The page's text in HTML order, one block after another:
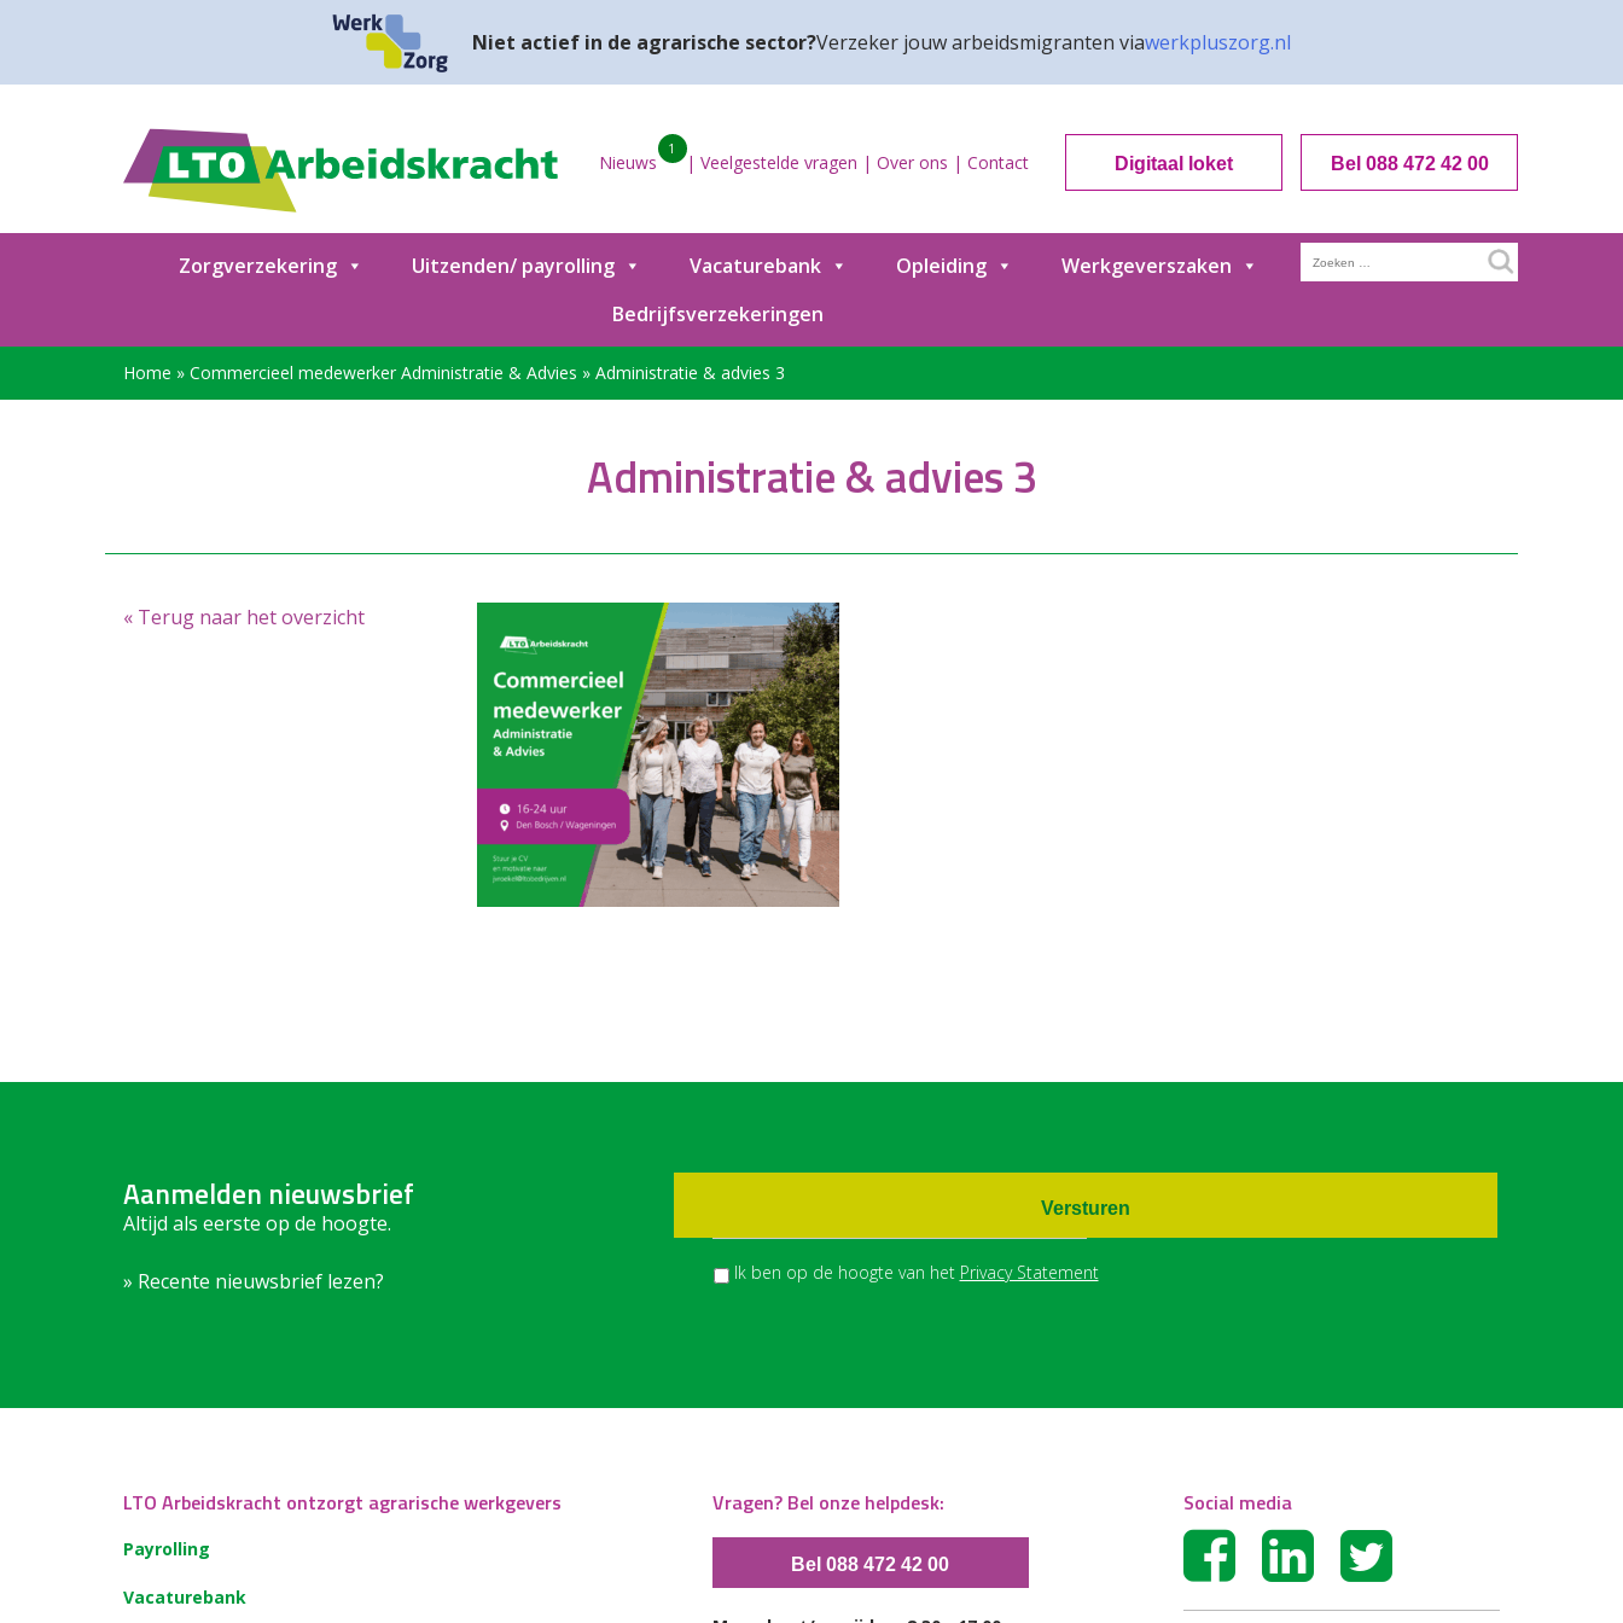
Niet actief in de agrarische sector?Verzeker jouw arbeidsmigranten viawerkpluszorg.nl
Nieuws
1
| Veelgestelde vragen | Over ons | Contact Digitaal loket Bel 088 472 42 00
Zorgverzekering Uitzenden/ payrolling Vacaturebank Opleiding
Werkgeverszaken
Bedrijfsverzekeringen
Zoeken
naar:
Home » Commercieel medewerker Administratie & Advies » Administratie & advies 3
Administratie & advies 3
« Terug naar het overzicht
Aanmelden nieuwsbrief
Altijd als eerste op de hoogte.
» Recente nieuwsbrief lezen? Ik ben op de hoogte van het Privacy Statement
Versturen
LTO Arbeidskracht ontzorgt agrarische werkgevers
Payrolling
Vacaturebank
Vragen? Bel onze helpdesk:
Bel 088 472 42 00
Social media